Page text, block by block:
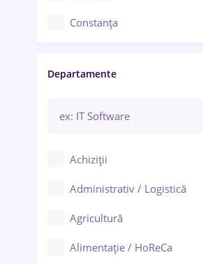
Constanța
Brașov
Bacău
Galați (Galați)
Ploiești
Departamente
Achiziții
Administrativ / Logistică
Agricultură
Alimentație / HoReCa